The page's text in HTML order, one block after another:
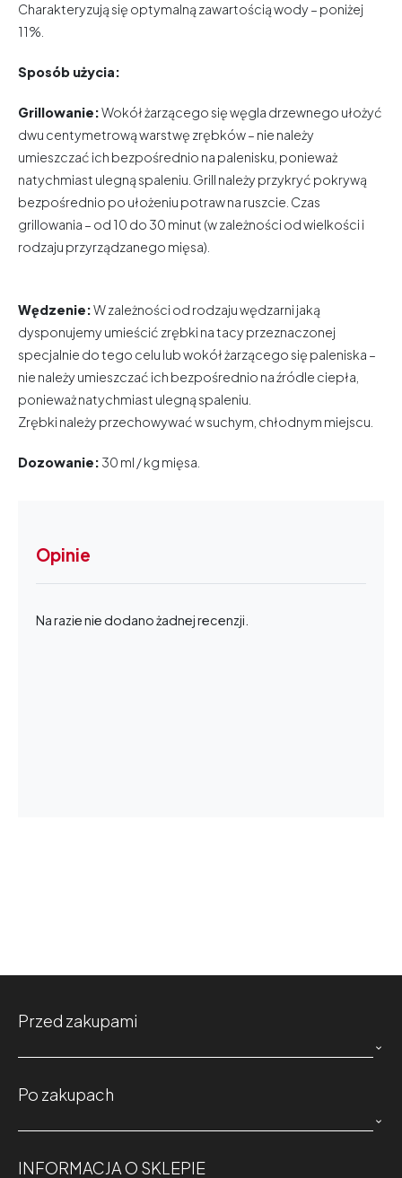
Charakteryzują się optymalną zawartością wody – poniżej
11%.
Sposób użycia:
Grillowanie:Wokół żarzącego się węgla drzewnego ułożyć
dwu centymetrową warstwę zrębków – nie należy
umieszczać ich bezpośrednio na palenisku, ponieważ
natychmiast ulegną spaleniu. Grill należy przykryć pokrywą
bezpośrednio po ułożeniu potraw na ruszcie. Czas
grillowania – od 10 do 30 minut (w zależności od wielkości i
rodzaju przyrządzanego mięsa).
Wędzenie:W zależności od rodzaju wędzarni jaką
dysponujemy umieścić zrębki na tacy przeznaczonej
specjalnie do tego celu lub wokół żarzącego się paleniska –
nie należy umieszczać ich bezpośrednio na źródle ciepła,
ponieważ natychmiast ulegną spaleniu.
Zrębki należy przechowywać w suchym, chłodnym miejscu.
Dozowanie: 30 ml / kg mięsa.
Opinie
Na razie nie dodano żadnej recenzji.
Przed zakupami

Po zakupach

INFORMACJA O SKLEPIE